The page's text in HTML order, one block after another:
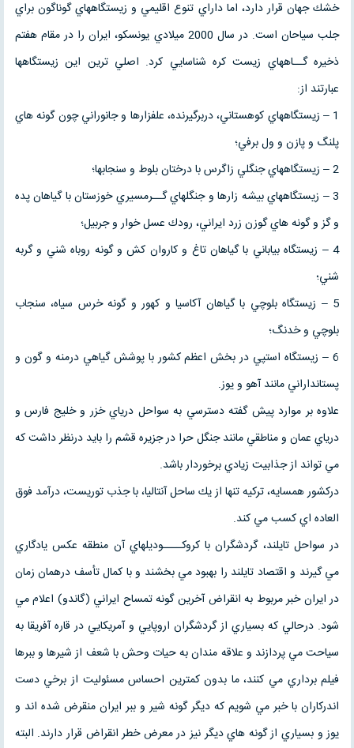
خشك جهان قرار دارد، اما داراي تنوع اقليمي و زيستگاههاي گوناگون براي
جلب سياحان است. در سال 2000 ميلادي يونسكو، ايران را در مقام هفتم
ذخيره گــاههاي زيست كره شناسايي كرد. اصلي ترين اين زيستگاهها
عبارتند از:
1 – زيستگاههاي كوهستاني، دربرگيرنده، علفزارها و جانوراني چون گونه هاي
پلنگ و پازن و ول برفي؛
2 – زيستگاههاي جنگلي زاگرس با درختان بلوط و سنجابها؛
3 – زيستگاههاي بيشه زارها و جنگلهاي گــرمسيري خوزستان با گياهان پده
و گز و گونه هاي گوزن زرد ايراني، رودك عسل خوار و جربيل؛
4 – زيستگاه بياباني با گياهان تاغ و كاروان كش و گونه روباه شني و گربه
شني؛
5 – زيستگاه بلوچي با گياهان آكاسيا و كهور و گونه خرس سياه، سنجاب
بلوچي و خدنگ؛
6 – زيستگاه استپي در بخش اعظم كشور با پوشش گياهي درمنه و گون و
پستانداراني مانند آهو و يوز.
علاوه بر موارد پيش گفته دسترسي به سواحل درياي خزر و خليج فارس و
درياي عمان و مناطقي مانند جنگل حرا در جزيره قشم را بايد درنظر داشت كه
مي تواند از جذابيت زيادي برخوردار باشد.
دركشور همسايه، تركيه تنها از يك ساحل آنتاليا، با جذب توريست، درآمد فوق
العاده اي كسب مي كند.
در سواحل تايلند، گردشگران با كروكــــوديلهاي آن منطقه عكس يادگاري
مي گيرند و اقتصاد تايلند را بهبود مي بخشند و با كمال تأسف درهمان زمان
در ايران خبر مربوط به انقراض آخرين گونه تمساح ايراني (گاندو) اعلام مي
شود. درحالي كه بسياري از گردشگران اروپايي و آمريكايي در قاره آفريقا به
سياحت مي پردازند و علاقه مندان به حيات وحش با شعف از شيرها و ببرها
فيلم برداري مي كنند، ما بدون كمترين احساس مسئوليت از برخي دست
اندركاران با خبر مي شويم كه ديگر گونه شير و ببر ايران منقرض شده اند و
يوز و بسياري از گونه هاي ديگر نيز در معرض خطر انقراض قرار دارند. البته